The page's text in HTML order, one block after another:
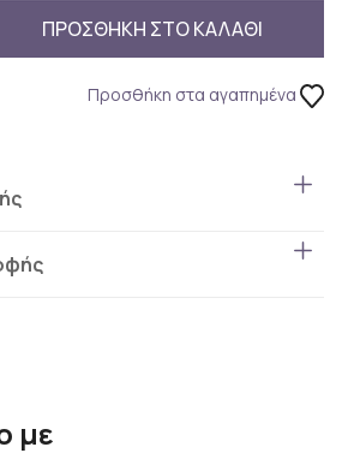
ΠΡΟΣΘΗΚΗ ΣΤΟ ΚΑΛΑΘΙ
Προσθήκη στα αγαπημένα
με